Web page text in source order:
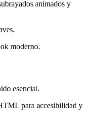
animados y
moderno.
esencial.
para accesibilidad y